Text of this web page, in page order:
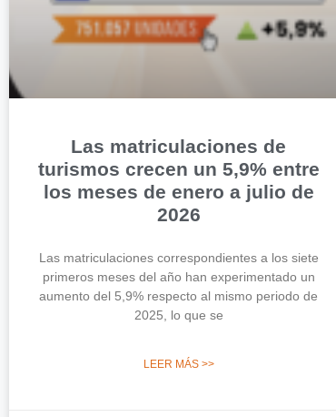
Las matriculaciones de
turismos crecen un 5,9% entre
los meses de enero a julio de
2026
Las matriculaciones correspondientes a los siete
primeros meses del año han experimentado un
aumento del 5,9% respecto al mismo periodo de
2025, lo que se
LEER MÁS >>